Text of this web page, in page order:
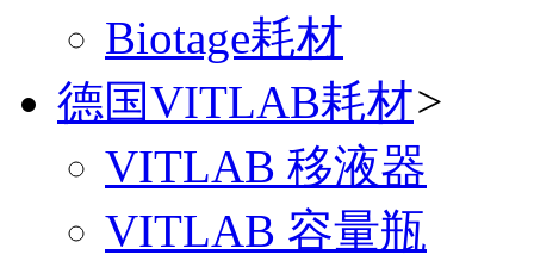
Biotage耗材
德国VITLAB耗材>
VITLAB 移液器
VITLAB 容量瓶